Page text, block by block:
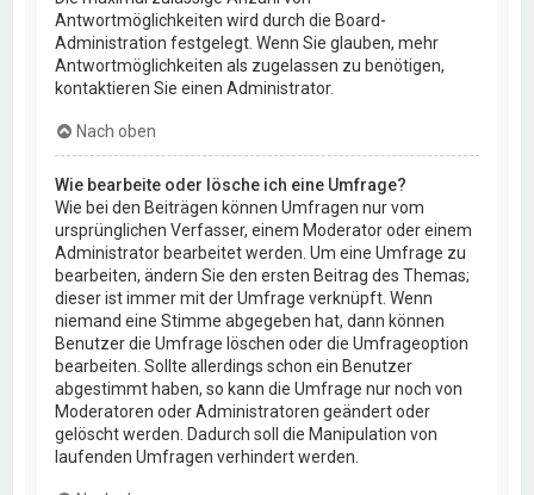
Antwortmöglichkeiten wird durch die Board-
Administration festgelegt. Wenn Sie glauben, mehr
Antwortmöglichkeiten als zugelassen zu benötigen,
kontaktieren Sie einen Administrator.
Nach oben
Wie bearbeite oder lösche ich eine Umfrage?
Wie bei den Beiträgen können Umfragen nur vom
ursprünglichen Verfasser, einem Moderator oder einem
Administrator bearbeitet werden. Um eine Umfrage zu
bearbeiten, ändern Sie den ersten Beitrag des Themas;
dieser ist immer mit der Umfrage verknüpft. Wenn
niemand eine Stimme abgegeben hat, dann können
Benutzer die Umfrage löschen oder die Umfrageoption
bearbeiten. Sollte allerdings schon ein Benutzer
abgestimmt haben, so kann die Umfrage nur noch von
Moderatoren oder Administratoren geändert oder
gelöscht werden. Dadurch soll die Manipulation von
laufenden Umfragen verhindert werden.